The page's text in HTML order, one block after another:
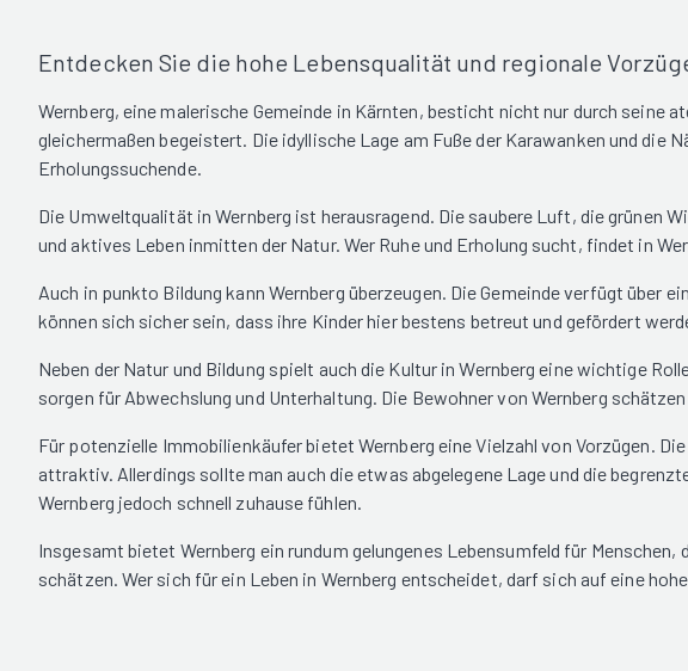
Entdecken Sie die hohe Lebensqualität und regionale
Wernberg, eine malerische Gemeinde in Kärnten, besticht nicht nur durch seine
gleichermaßen begeistert. Die idyllische Lage am Fuße der Karawanken und die
Erholungssuchende.
Die Umweltqualität in Wernberg ist herausragend. Die saubere Luft, die grünen
und aktives Leben inmitten der Natur. Wer Ruhe und Erholung sucht, findet in
Auch in punkto Bildung kann Wernberg überzeugen. Die Gemeinde verfügt über
können sich sicher sein, dass ihre Kinder hier bestens betreut und gefördert
Neben der Natur und Bildung spielt auch die Kultur in Wernberg eine wichtige
sorgen für Abwechslung und Unterhaltung. Die Bewohner von Wernberg
Für potenzielle Immobilienkäufer bietet Wernberg eine Vielzahl von Vorzügen.
attraktiv. Allerdings sollte man auch die etwas abgelegene Lage und die
Wernberg jedoch schnell zuhause fühlen.
Insgesamt bietet Wernberg ein rundum gelungenes Lebensumfeld für
schätzen. Wer sich für ein Leben in Wernberg entscheidet, darf sich auf eine